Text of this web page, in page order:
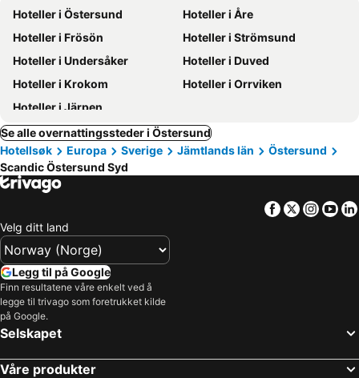
Hoteller i Östersund
Hoteller i Åre
Hoteller i Frösön
Hoteller i Strömsund
Hoteller i Undersåker
Hoteller i Duved
Hoteller i Krokom
Hoteller i Orrviken
Hoteller i Järpen
Se alle overnattingssteder i Östersund
Hotellsøk
Europa Sverige Jämtlands län
Östersund
Scandic Östersund Syd
Facebook
Twitter
Velg ditt land
Legg til på Google
Finn resultatene våre enkelt ved å
legge til trivago som foretrukket kilde
på Google.
Selskapet
Våre produkter